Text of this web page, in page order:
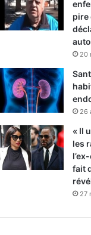
pire
20
26
« Il
les
fait
27